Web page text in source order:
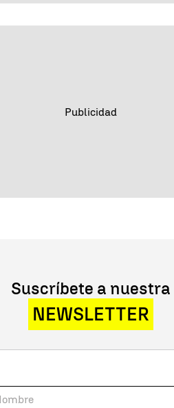
Suscríbete a nuestra
NEWSLETTER